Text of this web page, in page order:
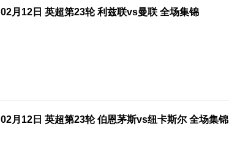
02月12日 英超第23轮 利兹联vs曼联 全场集锦
02月12日 英超第23轮 伯恩茅斯vs纽卡斯尔 全场集锦